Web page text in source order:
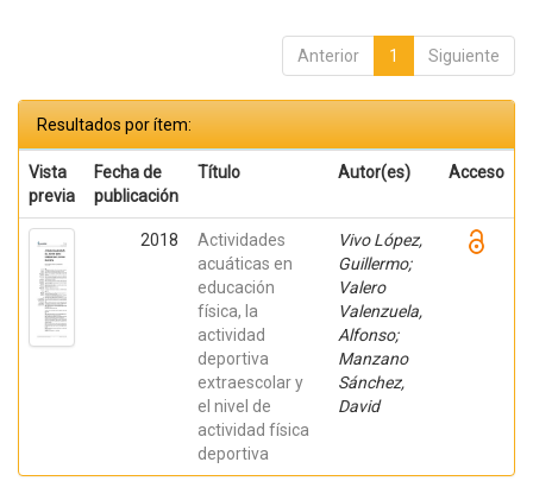
Anterior 1 Siguiente
Resultados por ítem:
Vista
previa
Fecha de
publicación
Título Autor(es) Acceso
2018
Actividades
acuáticas en
educación
física, la
actividad
deportiva
extraescolar y
el nivel de
actividad física
deportiva
Vivo López,
Guillermo;
Valero
Valenzuela,
Alfonso;
Manzano
Sánchez,
David